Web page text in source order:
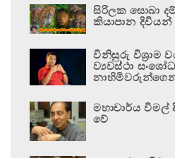
සිරිලක සොබා
කියාපාන
විනිසුරු විශ්‍රාම
ව්‍යවස්ථා
මහාචාර්ය විමල්
වේ